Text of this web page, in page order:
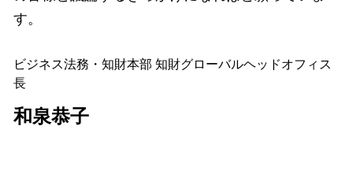
す。
ビジネス法務・知財本部 知財グローバルヘッドオフィス
長
和泉恭子